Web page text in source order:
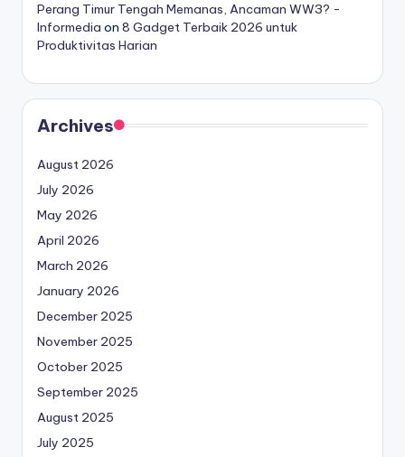
Perang Timur Tengah Memanas, Ancaman WW3? -
Informedia on 8 Gadget Terbaik 2026 untuk
Produktivitas Harian
Archives
August 2026
July 2026
May 2026
April 2026
March 2026
January 2026
December 2025
November 2025
October 2025
September 2025
August 2025
July 2025